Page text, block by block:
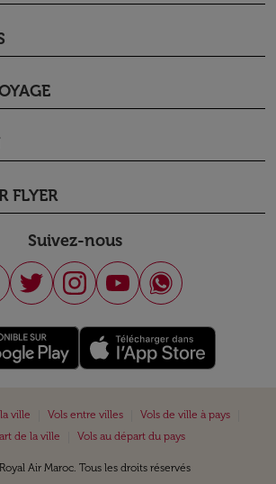
FLYER
Suivez-nous
ville Vols entre villes Vols de ville à pays
de la ville
Vols au départ du pays
Air Maroc. Tous les droits réservés